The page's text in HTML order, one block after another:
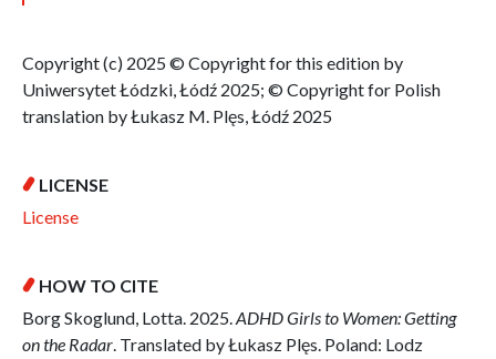
Copyright (c) 2025 © Copyright for this edition by
Uniwersytet Łódzki, Łódź 2025; © Copyright for Polish
translation by Łukasz M. Plęs, Łódź 2025
LICENSE
License
HOW TO CITE
Borg Skoglund, Lotta. 2025.ADHD Girls to Women: Getting
on the Radar. Translated by Łukasz Plęs. Poland: Lodz